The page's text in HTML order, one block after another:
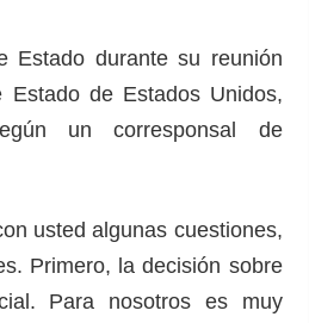
durante su reunión
de Estados Unidos,
un corresponsal de
usted algunas cuestiones,
Primero, la decisión sobre
Para nosotros es muy